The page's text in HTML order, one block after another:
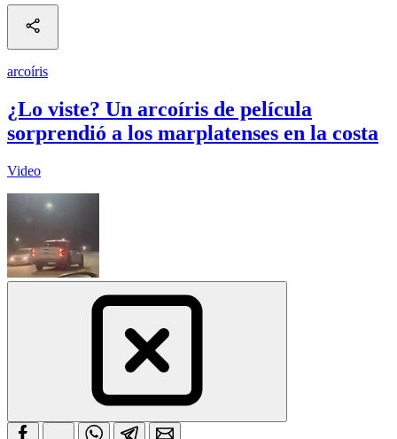
arcoíris
¿Lo viste? Un arcoíris de película
sorprendió a los marplatenses en la costa
Video